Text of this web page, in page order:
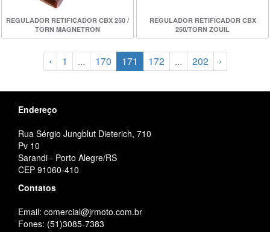
REGULADOR RETIFICADOR CBX 250 /
TORN MAGNETRON
REGULADOR RETIFICADOR CBX
250/TORN ZOUIL
‹ 1 ... 170 171 172 ... 202 ›
Endereço
Rua Sérgio Jungblut Dieterich, 710
Pv 10
Sarandi - Porto Alegre/RS
CEP 91060-410
Contatos
Email: comercial@jrmoto.com.br
Fones: (51)3085-7383